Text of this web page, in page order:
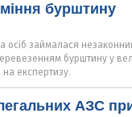
бурштину
осіб займалася
бурштину у
експертизу.
АЗС